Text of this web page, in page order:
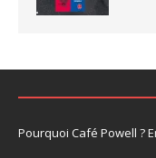
Pourquoi Café Powell ?